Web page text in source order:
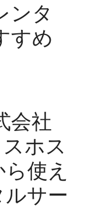
ンタ
すめ
会社
ホス
使え
サー